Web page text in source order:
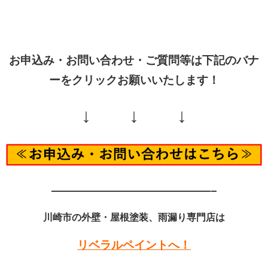
お申込み・お問い合わせ・ご質問等は下記のバナ
ーをクリックお願いいたします！
↓ ↓ ↓
——————————————–
川崎市の外壁・屋根塗装、雨漏り専門店は
リベラルペイントへ！